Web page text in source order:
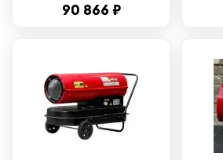
(AS6312-7)
90 866 ₽